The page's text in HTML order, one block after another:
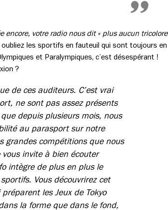
encore, votre radio nous dit « plus aucun tricolore
oubliez les sportifs en fauteuil qui sont toujours en
et Paralympiques, c’est désespérant !
?
de ces auditeurs. C’est vrai
ne sont pas assez présents
depuis plusieurs mois, nous
au parasport sur notre
grandes compétitions que nous
invite à bien écouter
intègre de plus en plus le
Vous découvrirez cet
les Jeux de Tokyo
la forme que dans le fond,